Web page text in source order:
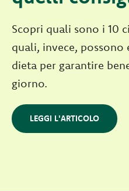
Scopri quali sono i 10
quali, invece,
dieta per garantire
giorno.
LEGGI L'ARTICOLO